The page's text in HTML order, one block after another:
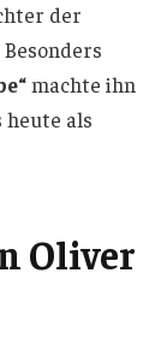
der
machte ihn
als
Oliver